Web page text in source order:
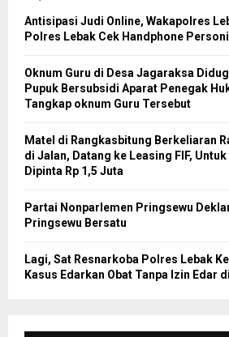
Antisipasi Judi Online, Wakapolres
Polres Lebak Cek Handphone Personil
Oknum Guru di Desa Jagaraksa
Pupuk Bersubsidi Aparat Penegak
Tangkap oknum Guru Tersebut
Matel di Rangkasbitung Berkeliaran
di Jalan, Datang ke Leasing FIF,
Dipinta Rp 1,5 Juta
Partai Nonparlemen Pringsewu
Pringsewu Bersatu
Lagi, Sat Resnarkoba Polres Lebak
Kasus Edarkan Obat Tanpa Izin Edar